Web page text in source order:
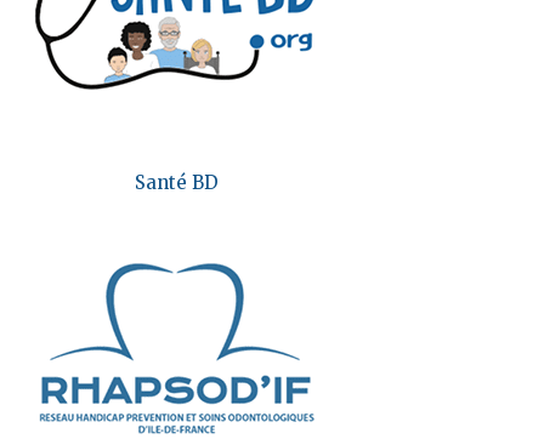
Santé BD